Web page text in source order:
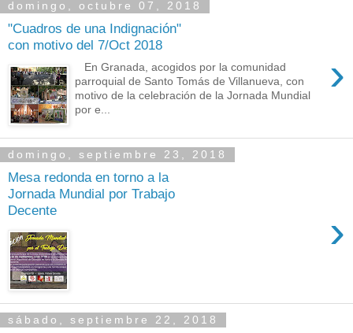
domingo, octubre 07, 2018
"Cuadros de una Indignación"
con motivo del 7/Oct 2018
›
En Granada, acogidos por la comunidad
parroquial de Santo Tomás de Villanueva, con
motivo de la celebración de la Jornada Mundial
por e...
domingo, septiembre 23, 2018
Mesa redonda en torno a la
Jornada Mundial por Trabajo
Decente
›
sábado, septiembre 22, 2018